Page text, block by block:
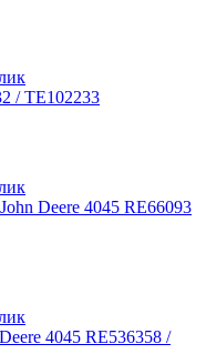
/ TE102233
Deere 4045 RE66093
4045 RE536358 /